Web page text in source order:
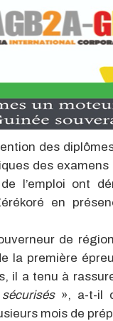
des
des
l’emploi ont
en
de
la première
il a tenu à
», a-t-il
mois de